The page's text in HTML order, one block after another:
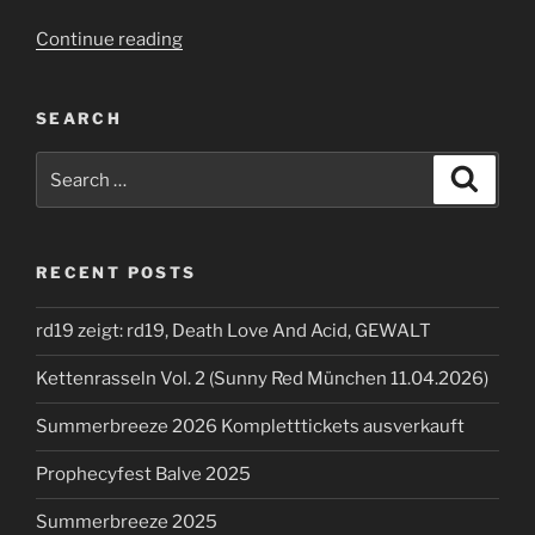
Continue reading“Voidfest
SEARCH
for:
RECENT POSTS
rd19 zeigt: rd19, Death Love And Acid, GEWALT
Kettenrasseln Vol. 2 (Sunny Red München 11.04.2026)
Summerbreeze 2026 Kompletttickets ausverkauft
Prophecyfest Balve 2025
Summerbreeze 2025